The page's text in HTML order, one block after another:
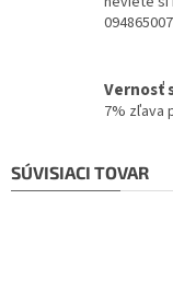
Vernosť
7% zľava
SÚVISIACI TOVAR